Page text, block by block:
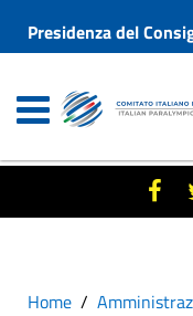
Presidenza del
Home